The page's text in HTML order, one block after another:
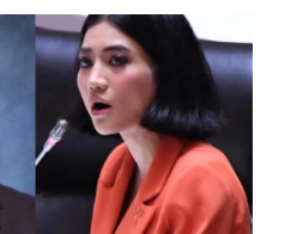
นยาของตำรวจ สภ.ห้วยใหญ่